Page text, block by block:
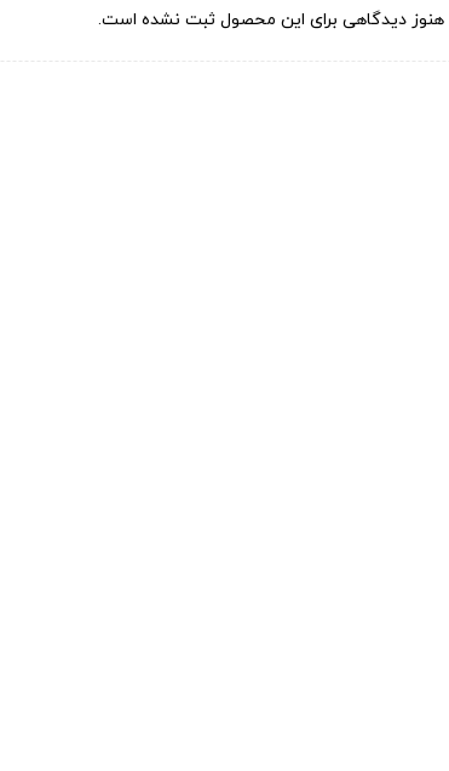
هنوز دیدگاهی برای این محصول ثبت نشده است.